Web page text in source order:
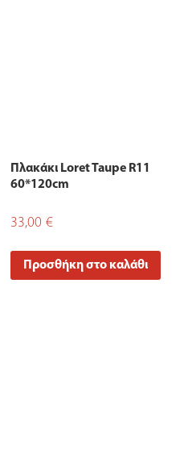
Πλακάκι Loret Taupe R11
60*120cm
33,00 €
Προσθήκη στο καλάθι